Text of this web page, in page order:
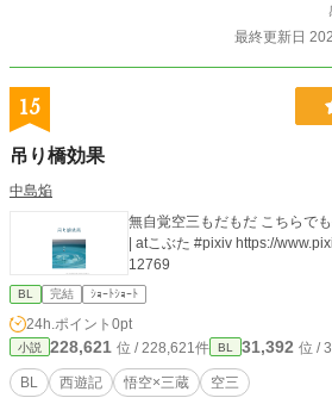
最終更新日
15
吊り橋効果
中島焔
無自覚空三もだもだ こちらで
| atこぶた #pixiv https://
12769
BL 完結 ｼｮｰﾄｼｮｰﾄ
24h.ポイント 0pt
小説 228,621 位 / 228,621件 BL 31,392 位 /
BL 西遊記 悟空×三蔵 空三